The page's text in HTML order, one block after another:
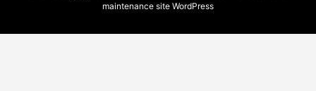
maintenance site WordPress